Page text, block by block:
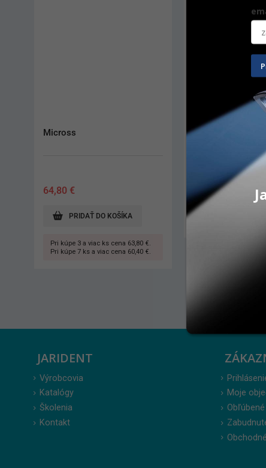
Profix Membrane Fixation Kit
1 253,70
PRIDAŤ DO KOŠÍKA
Tissue Punch
59,10€
JARIDENT
Katalógy
Školenia
Kontakt
Moje